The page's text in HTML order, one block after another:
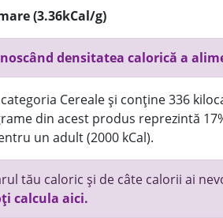
(3.36kCal/g)
densitatea calorică a
Cereale și conține 336
din acest produs reprezintă
un adult (2000 kCal).
tău caloric și de câte calorii ai
calcula aici.